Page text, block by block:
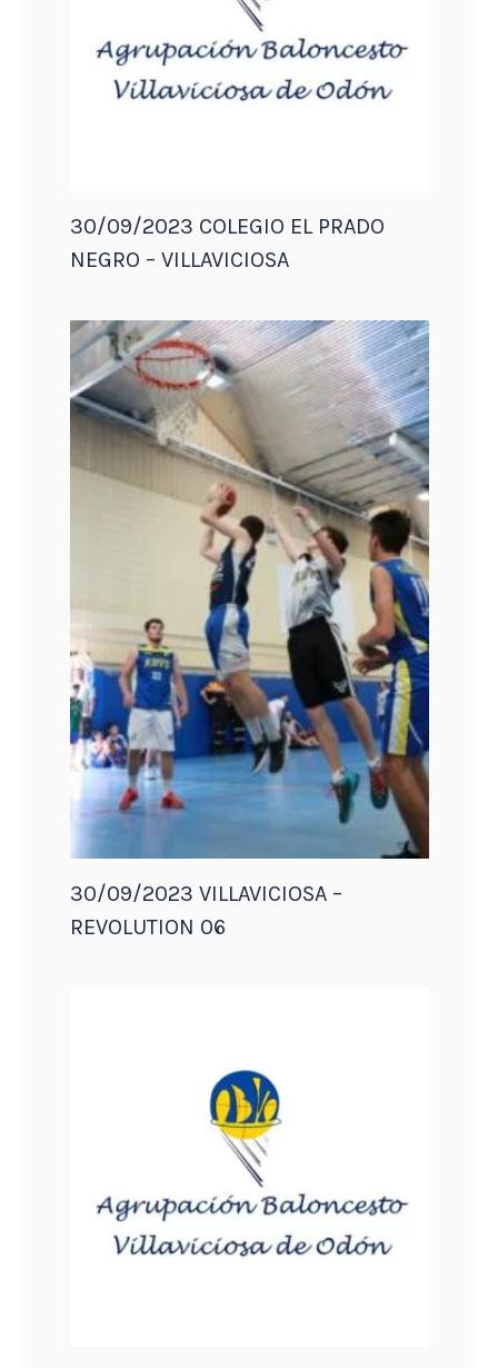
30/09/2023 COLEGIO EL PRADO
NEGRO – VILLAVICIOSA
30/09/2023 VILLAVICIOSA –
REVOLUTION 06